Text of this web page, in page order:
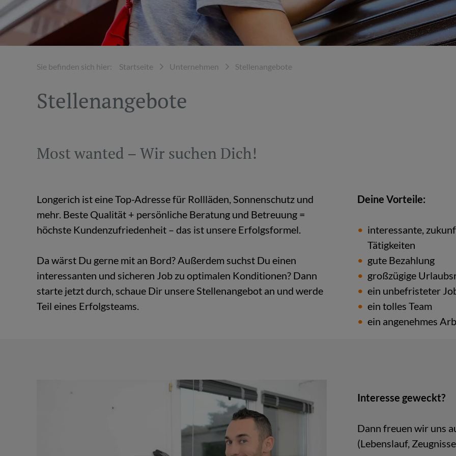
Sie be­fin­den sich hier: Start­sei­te Un­ter­neh­men Stel­len­an­ge­bo­te
Stel­len­an­ge­bo­te
Most wan­ted – Wir su­chen Dich!
Lon­ge­rich ist eine Top-Adres­se für Roll­lä­den, Son­nen­schutz und
mehr. Beste Qua­li­tät + per­sön­li­che Be­ra­tung und Be­treu­ung =
höchs­te Kun­den­zu­frie­den­heit – das ist un­se­re Er­folgs­for­mel.
Da wärst Du gerne mit an Bord? Au­ßer­dem suchst Du einen
in­ter­es­san­ten und si­che­ren Job zu op­ti­ma­len Kon­di­tio­nen? Dann
star­te jetzt durch, schaue Dir un­se­re Stel­len­an­ge­bot an und werde
Teil eines Er­folgs­teams.
Deine Vor­tei­le:
in­ter­es­san­te,
Tä­tig­kei­ten
gute Be­zah­lung
groß­zü­gi­ge
ein un­be­fris­te­ter
ein tol­les Team
ein an­ge­neh­mes
In­ter­es­se ge­weckt?
Dann freu­en wir uns
(Le­bens­lauf,